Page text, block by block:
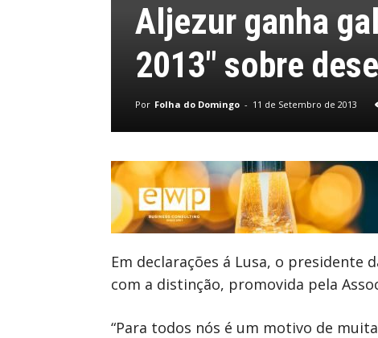
Aljezur ganha
2013″ sobre
Por Folha do Domingo - 11 de Setembro de 2013
Em declarações á Lusa, o presidente
com a distinção, promovida pela
“Para todos nós é um motivo de